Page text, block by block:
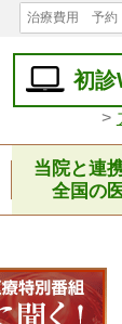
初診
>
当院と連
全国の